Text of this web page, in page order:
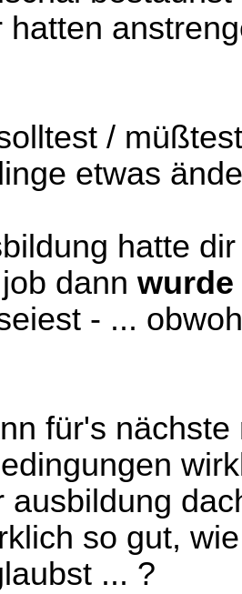
hatten
/
etwas
hatte
dannwurde
- ...
für's
ausbildung
so gut,
... ?